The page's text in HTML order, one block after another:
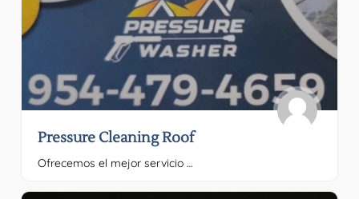
Pressure Cleaning Roof
Ofrecemos el mejor servicio en lavado a presión Por favor, proporciona el texto que quieres traducir.